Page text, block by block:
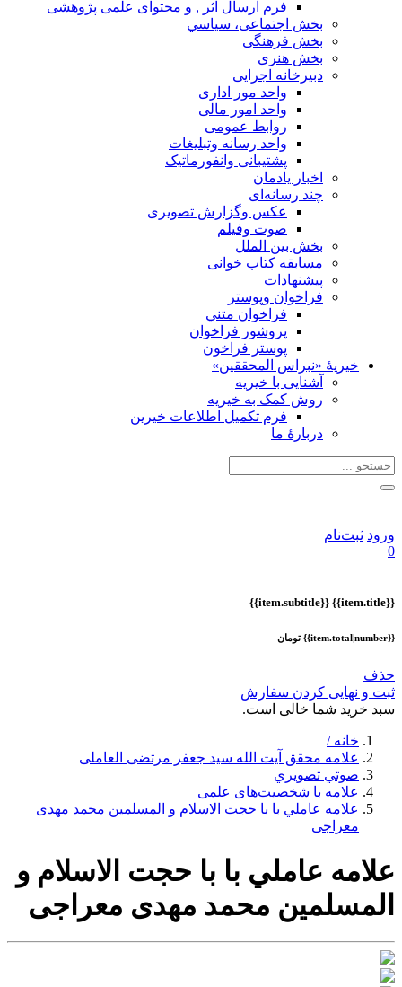
فرم ارسال اثر , و محتوای علمی پژوهشی
بخش اجتماعی، سياسي
بخش فرهنگی
بخش هنری
دبیرخانه اجرایی
واحد مور اداری
واحد امور مالی
روابط عمومی
واحد رسانه وتبلیغات
پشتیبانی وانفورماتیک
اخبار يادمان
چند رسانه‌ای
عکس وگزارش تصویری
صوت وفيلم
بخش بين الملل
مسابقه کتاب خوانی
پیشنهادات
فراخوان‌ وپوستر
فراخوان متني
پروشور فراخوان
پوستر فراخون
خيريهٔ «نبراس المحققين»
آشنایی با خیریه
روش کمک به خیریه
فرم تکمیل اطلاعات خیرین
دربارهٔ ما
ورود ثبت‌نام
0
{{item.title}}
{{item.subtitle}}
{{item.total|number}} تومان
حذف
ثبت و نهایی کردن سفارش
سبد خرید شما خالی است.
خانه /
علامه محقق آیت الله سید جعفر مرتضی العاملی
صوتي تصويري
علامه با شخصیت‌های علمی
علامه عاملي با با حجت الاسلام و المسلمین محمد مهدی
معراجی
علامه عاملي با با حجت الاسلام و
المسلمین محمد مهدی معراجی